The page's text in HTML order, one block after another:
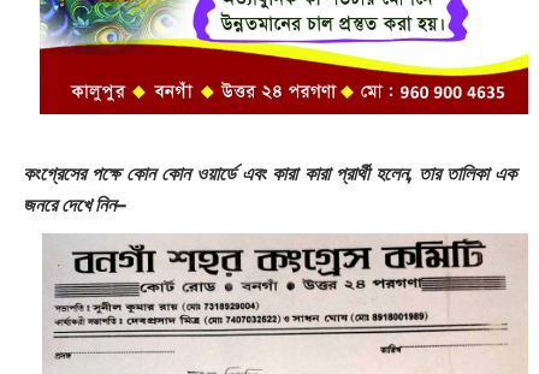
কংগ্রেসের পক্ষে কোন কোন ওয়ার্ডে এবং কারা কারা প্রার্থী হলেন, তার তালিকা এক
জনরে দেখে নিন–